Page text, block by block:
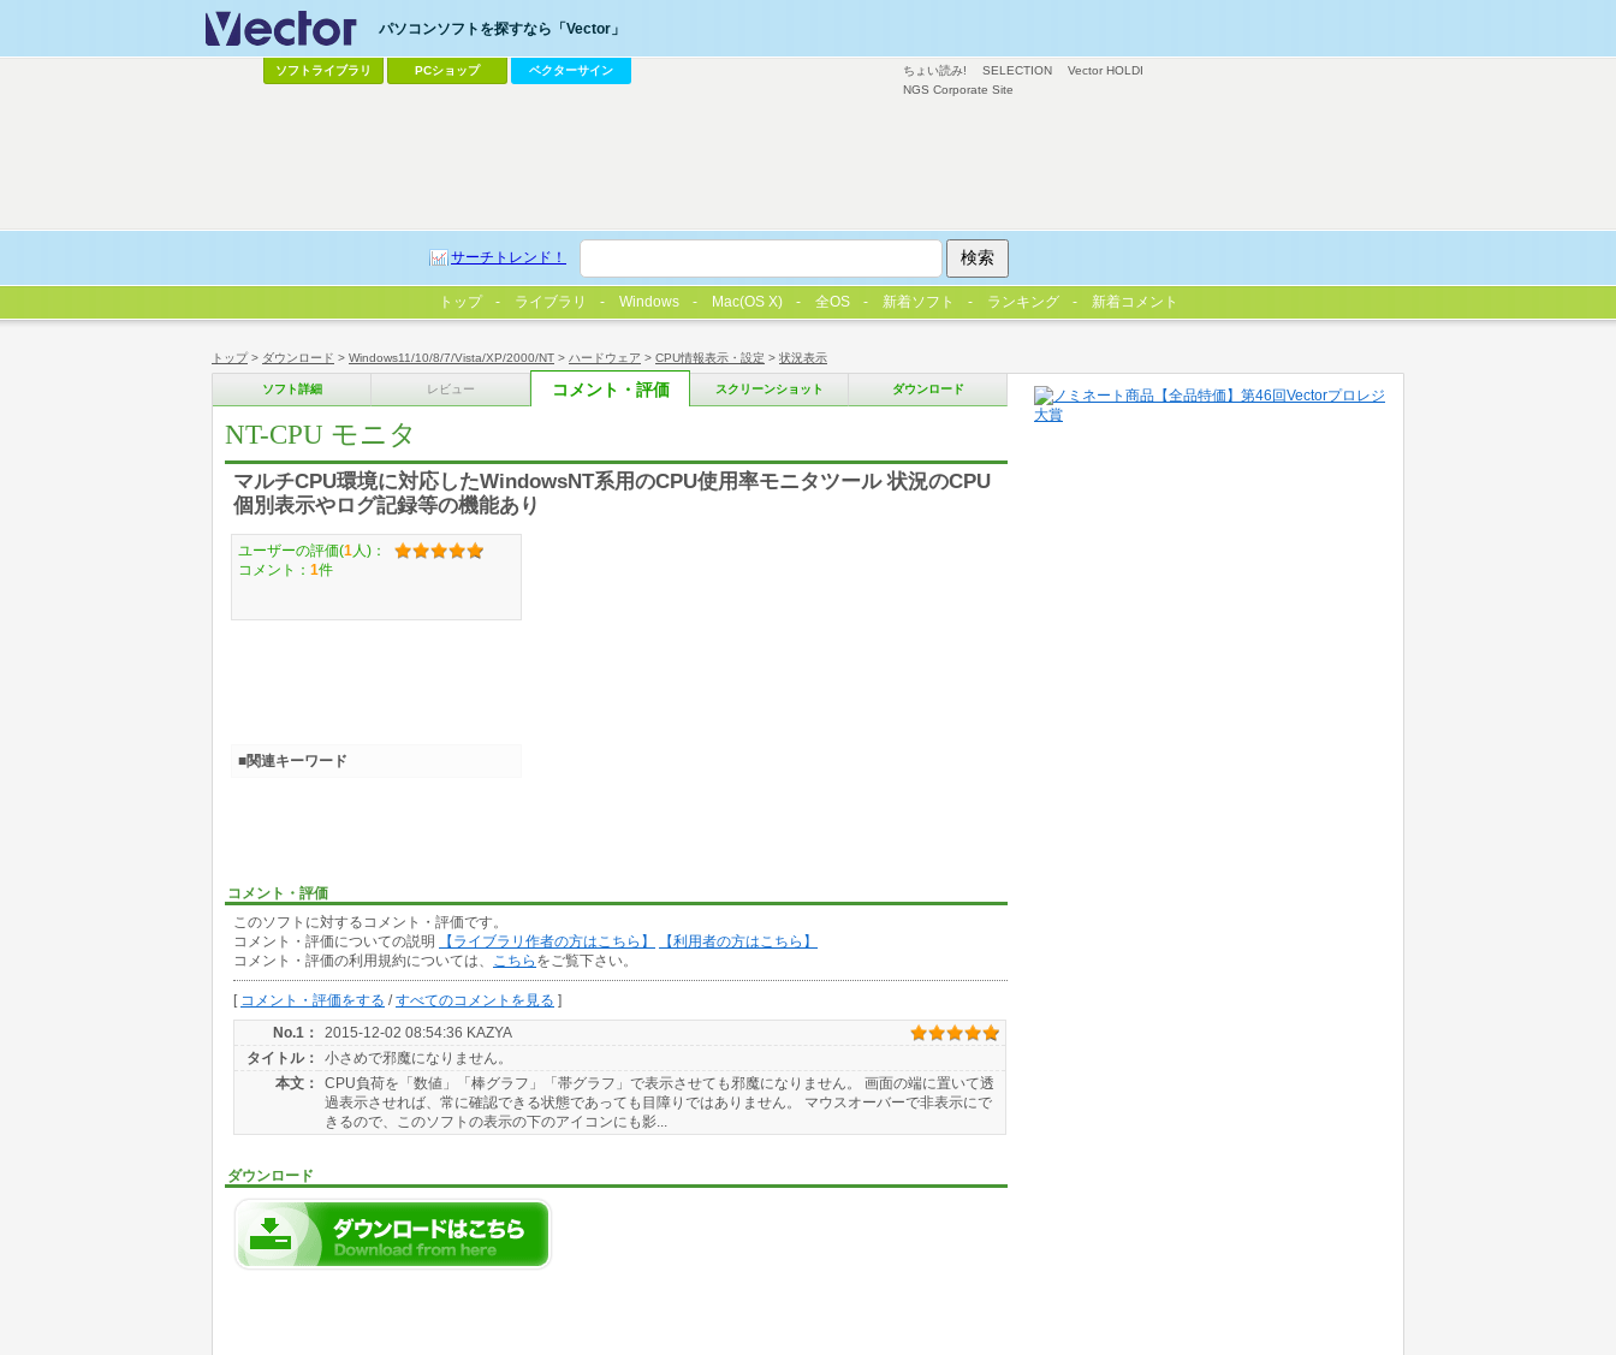
トップ> ダウンロード > Windows11/10/8/7/Vista/XP/2000/NT > ハードウェア > CPU情報表示・設定 > 状況表示
ソフト詳細 レビュー コメント・評価 スクリーンショット ダウンロード
NT-CPU モニタ
マルチCPU環境に対応したWindowsNT系用のCPU使用率モニタツール 状況のCPU
個別表示やログ記録等の機能あり
コメント・評価
このソフトに対するコメント・評価です。
コメント・評価についての説明
【ライブラリ作者の方はこちら】
【利用者の方はこちら】
コメント・評価の利用規約については、
こちら をご覧下さい。
[ コメント・評価をする /すべてのコメントを見る ]
No.1：
2015-12-02 08:54:36 KAZYA
タイトル：
小さめで邪魔になりません。
本文：
CPU負荷を「数値」「棒グラフ」「帯グラフ」で表示させても邪魔になりません。 画面の端に置いて透
過表示させれば、常に確認できる状態であっても目障りではありません。 マウスオーバーで非表示にで
きるので、このソフトの表示の下のアイコンにも影...
ダウンロード
ユーザーの評価(1 人)：
コメント： 1件
■関連キーワード
ちょい読み! SELECTION
Vector HOLDI
NGS Corporate Site
パソコンソフトを探すなら「Vector」
ソフトライブラリ PCショップ ベクターサイン
サーチトレンド！
トップ ライブラリ Windows Mac(OS X) 全OS 新着ソフト ランキング 新着コメント